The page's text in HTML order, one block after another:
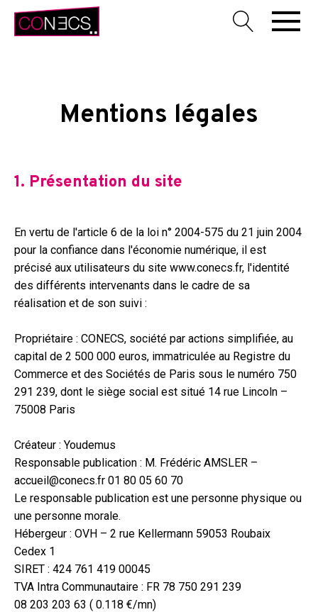
Mentions légales
1. Présentation du site
En vertu de l'article 6 de la loi n° 2004-575 du 21 juin 2004
pour la confiance dans l'économie numérique, il est
précisé aux utilisateurs du site www.conecs.fr, l'identité
des différents intervenants dans le cadre de sa
réalisation et de son suivi :
Propriétaire : CONECS, société par actions simplifiée, au
capital de 2 500 000 euros, immatriculée au Registre du
Commerce et des Sociétés de Paris sous le numéro 750
291 239, dont le siège social est situé 14 rue Lincoln –
75008 Paris
Créateur : Youdemus
Responsable publication : M. Frédéric AMSLER –
accueil@conecs.fr 01 80 05 60 70
Le responsable publication est une personne physique ou
une personne morale.
Hébergeur : OVH – 2 rue Kellermann 59053 Roubaix
Cedex 1
SIRET : 424 761 419 00045
TVA Intra Communautaire : FR 78 750 291 239
08 203 203 63 ( 0.118 €/mn)